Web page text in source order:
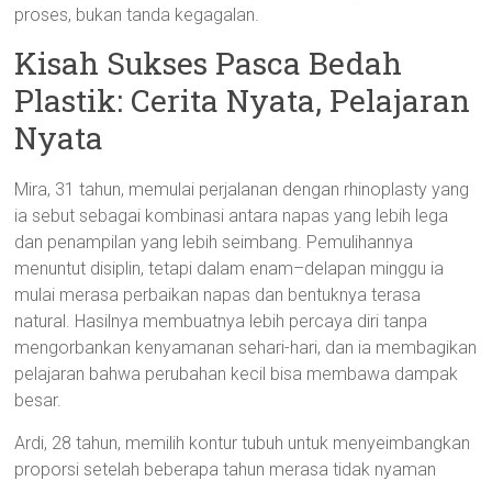
proses, bukan tanda kegagalan.
Kisah Sukses Pasca Bedah
Plastik: Cerita Nyata, Pelajaran
Nyata
Mira, 31 tahun, memulai perjalanan dengan rhinoplasty yang
ia sebut sebagai kombinasi antara napas yang lebih lega
dan penampilan yang lebih seimbang. Pemulihannya
menuntut disiplin, tetapi dalam enam–delapan minggu ia
mulai merasa perbaikan napas dan bentuknya terasa
natural. Hasilnya membuatnya lebih percaya diri tanpa
mengorbankan kenyamanan sehari-hari, dan ia membagikan
pelajaran bahwa perubahan kecil bisa membawa dampak
besar.
Ardi, 28 tahun, memilih kontur tubuh untuk menyeimbangkan
proporsi setelah beberapa tahun merasa tidak nyaman